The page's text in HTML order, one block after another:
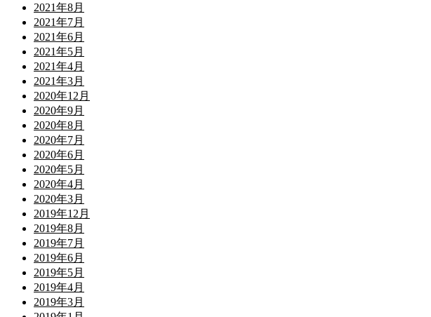
2021年8月
2021年7月
2021年6月
2021年5月
2021年4月
2021年3月
2020年12月
2020年9月
2020年8月
2020年7月
2020年6月
2020年5月
2020年4月
2020年3月
2019年12月
2019年8月
2019年7月
2019年6月
2019年5月
2019年4月
2019年3月